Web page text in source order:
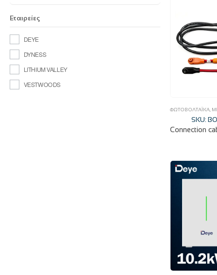
ΦΩΤΟΒΟΛΤΑΪΚΆ,
SKU:
Εταιρείες
DEYE
DYNESS
LITHIUM VALLEY
VESTWOODS